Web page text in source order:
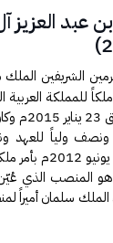
عبد العزيز
الشريفين الملك
الثاني
ولياً للعهد
الوزراء إثر تعيينه
الملك سلمان أميراً